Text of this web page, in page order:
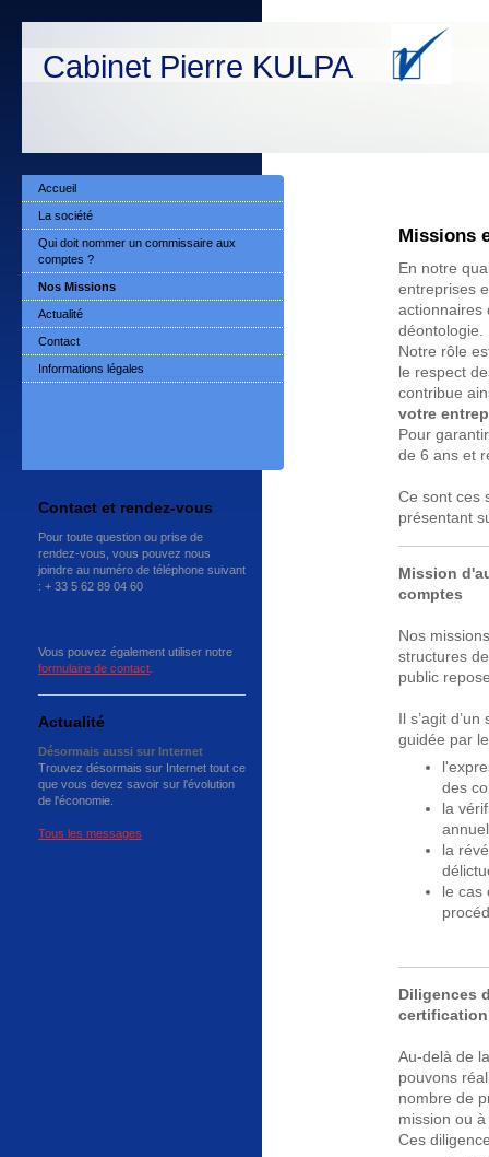
Cabinet Pierre KULPA
Missions
En notre
entreprises
actionnaires
déontologie.
Notre rôle
le respect
contribue
votre
Pour
de 6 ans et
Ce sont ces
présentant
Mission
comptes
Nos
structures
public
Il s’agit
guidée par
des
la
la
le cas
Diligences
certification
Au-delà de
pouvons
nombre de
mission ou
Ces
Accueil
La société
Qui doit nommer un commissaire aux
comptes ?
Nos Missions
Actualité
Contact
Informations légales
Contact et rendez-vous
Pour toute question ou prise de
rendez-vous, vous pouvez nous
joindre au numéro de téléphone suivant
: + 33 5 62 89 04 60
Vous pouvez également utiliser notre
formulaire de contact
Actualité
Désormais aussi sur Internet
Trouvez désormais sur Internet tout ce
que vous devez savoir sur l'évolution
de l'économie.
Tous les messages